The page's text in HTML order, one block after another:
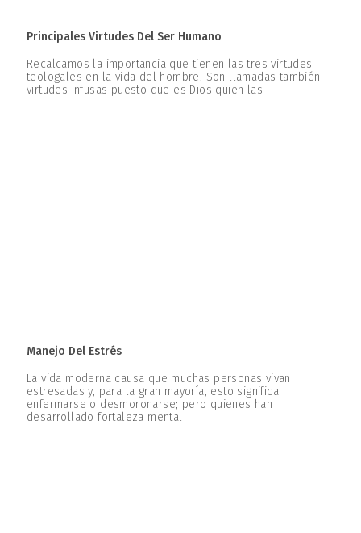
Principales Virtudes Del Ser Humano
Recalcamos la importancia que tienen las tres virtudes
teologales en la vida del hombre. Son llamadas también
virtudes infusas puesto que es Dios quien las
Manejo Del Estrés
La vida moderna causa que muchas personas vivan
estresadas y, para la gran mayoría, esto significa
enfermarse o desmoronarse; pero quienes han
desarrollado fortaleza mental